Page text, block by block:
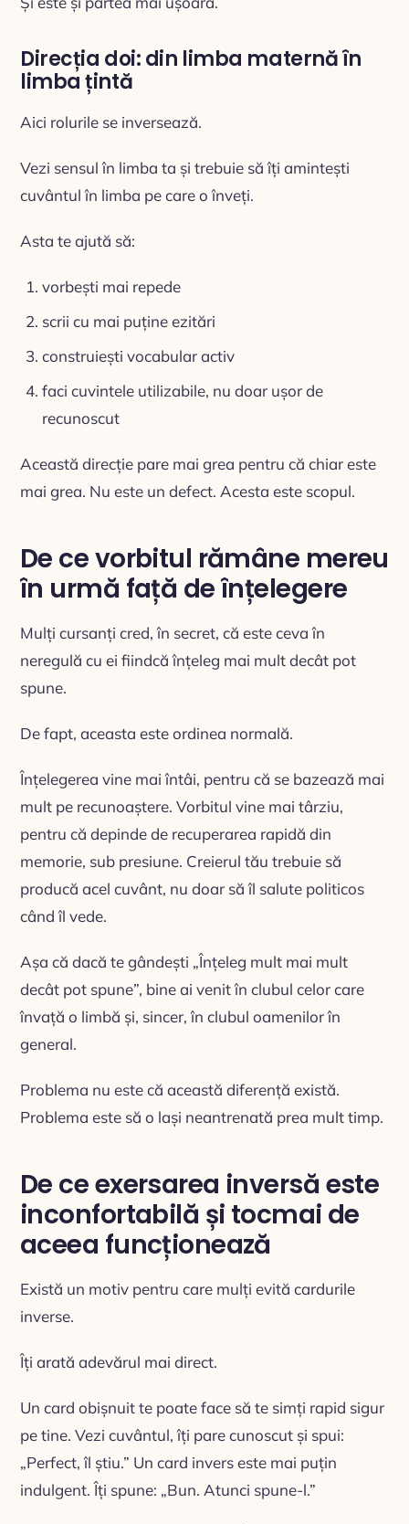
Direcția doi: din limba maternă în
limba țintă
Aici rolurile se inversează.
Vezi sensul în limba ta și trebuie să îți amintești
cuvântul în limba pe care o înveți.
Asta te ajută să:
vorbești mai repede
scrii cu mai puține ezitări
construiești vocabular activ
faci cuvintele utilizabile, nu doar ușor de
recunoscut
Această direcție pare mai grea pentru că chiar este
mai grea. Nu este un defect. Acesta este scopul.
De ce vorbitul rămâne mereu
în urmă față de înțelegere
Mulți cursanți cred, în secret, că este ceva în
neregulă cu ei fiindcă înțeleg mai mult decât pot
spune.
De fapt, aceasta este ordinea normală.
Înțelegerea vine mai întâi, pentru că se bazează mai
mult pe recunoaștere. Vorbitul vine mai târziu,
pentru că depinde de recuperarea rapidă din
memorie, sub presiune. Creierul tău trebuie să
producă acel cuvânt, nu doar să îl salute politicos
când îl vede.
Așa că dacă te gândești „Înțeleg mult mai mult
decât pot spune”, bine ai venit în clubul celor care
învață o limbă și, sincer, în clubul oamenilor în
general.
Problema nu este că această diferență există.
Problema este să o lași neantrenată prea mult timp.
De ce exersarea inversă este
inconfortabilă și tocmai de
aceea funcționează
Există un motiv pentru care mulți evită cardurile
inverse.
Îți arată adevărul mai direct.
Un card obișnuit te poate face să te simți rapid sigur
pe tine. Vezi cuvântul, îți pare cunoscut și spui:
„Perfect, îl știu.” Un card invers este mai puțin
indulgent. Îți spune: „Bun. Atunci spune-l.”